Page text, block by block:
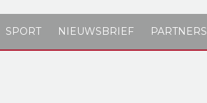
SPORT NIEUWSBRIEF PARTNERS